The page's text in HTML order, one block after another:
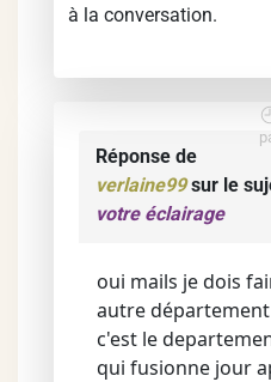
à la conversation.
Réponse de
verlaine99sur le
votre éclairage
oui mails je dois
autre département
c'est le
qui fusionne jour